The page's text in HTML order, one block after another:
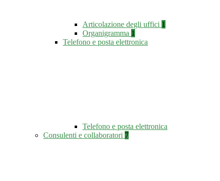
Articolazione degli uffici 1
Organigramma 1
Telefono e posta elettronica
Telefono e posta elettronica
Consulenti e collaboratori 7